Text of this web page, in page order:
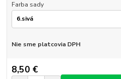
Farba sady
Nie sme platcovia DPH
8,50 €